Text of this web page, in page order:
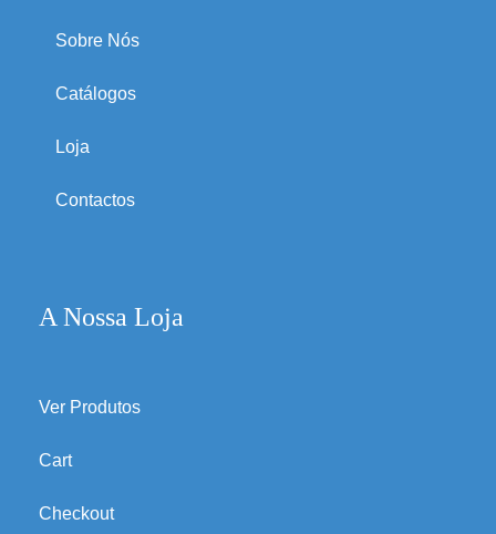
Sobre Nós
Catálogos
Loja
Contactos
A Nossa Loja
Ver Produtos
Cart
Checkout